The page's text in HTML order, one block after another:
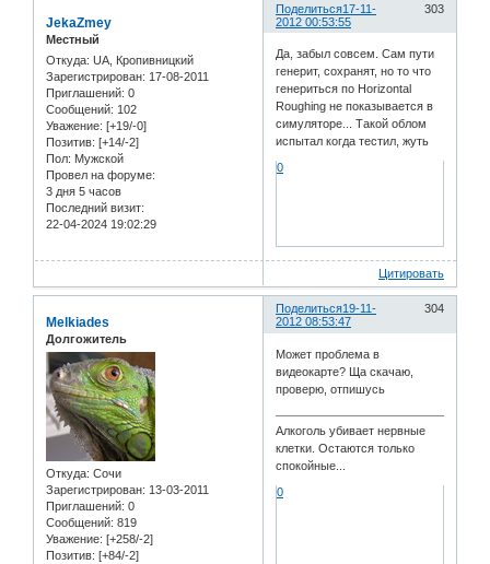
Поделиться 303
17-11-
2012 00:53:55
JekaZmey
Местный
Откуда: UA, Кропивницкий
Зарегистрирован: 17-08-2011
Приглашений: 0
Сообщений: 102
Уважение: [+19/-0]
Позитив: [+14/-2]
Пол: Мужской
Провел на форуме:
3 дня 5 часов
Последний визит:
22-04-2024 19:02:29
Да, забыл совсем. Сам пути
генерит, сохранят, но то что
генериться по Horizontal
Roughing не показывается в
симуляторе... Такой облом
испытал когда тестил, жуть
0
Цитировать
Поделиться 304
19-11-
2012 08:53:47
Melkiades
Долгожитель
Откуда: Сочи
Зарегистрирован: 13-03-2011
Приглашений: 0
Сообщений: 819
Уважение: [+258/-2]
Позитив: [+84/-2]
Может проблема в
видеокарте? Ща скачаю,
проверю, отпишусь
Алкоголь убивает нервные
клетки. Остаются только
спокойные...
0